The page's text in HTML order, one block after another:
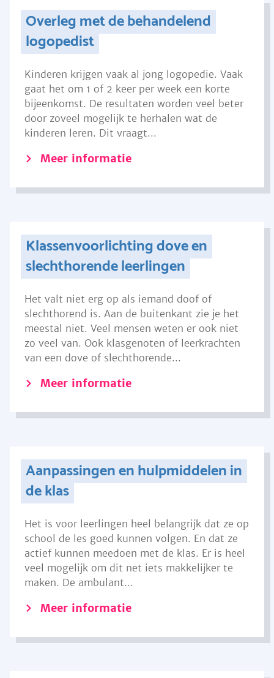
Overleg met de behandelend
logopedist
Kinderen krijgen vaak al jong logopedie. Vaak
gaat het om 1 of 2 keer per week een korte
bijeenkomst. De resultaten worden veel beter
door zoveel mogelijk te herhalen wat de
kinderen leren. Dit vraagt...
Meer informatie
Klassenvoorlichting dove en
slechthorende leerlingen
Het valt niet erg op als iemand doof of
slechthorend is. Aan de buitenkant zie je het
meestal niet. Veel mensen weten er ook niet
zo veel van. Ook klasgenoten of leerkrachten
van een dove of slechthorende...
Meer informatie
Aanpassingen en hulpmiddelen in
de klas
Het is voor leerlingen heel belangrijk dat ze op
school de les goed kunnen volgen. En dat ze
actief kunnen meedoen met de klas. Er is heel
veel mogelijk om dit net iets makkelijker te
maken. De ambulant...
Meer informatie